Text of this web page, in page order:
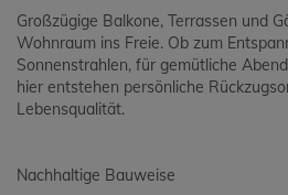
Großzügige Balkone, Terrassen und
Wohnraum ins Freie. Ob zum
Sonnenstrahlen, für gemütliche
hier entstehen persönliche
Lebensqualität.
Nachhaltige Bauweise